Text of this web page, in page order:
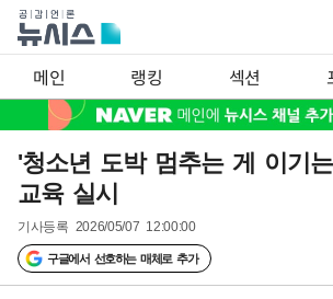
메인 랭킹 섹션
'청소년 도박 멈추는 게 이기
교육 실시
기사등록 2026/05/07 12:00:00
구글에서 선호하는 매체로 추가